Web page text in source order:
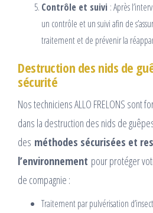
Contrôle et suivi : Après
un contrôle et un suivi afin de
traitement et de prévenir la
Destruction des nids de
sécurité
Nos techniciens ALLO FRELONS sont
dans la destruction des nids de
des méthodes sécurisées et
l’environnement pour protéger
de compagnie :
Traitement par pulvérisation